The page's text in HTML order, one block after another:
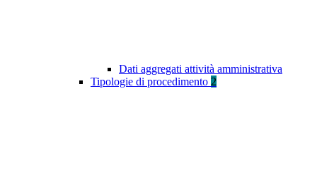
Dati aggregati attività amministrativa
Tipologie di procedimento 2